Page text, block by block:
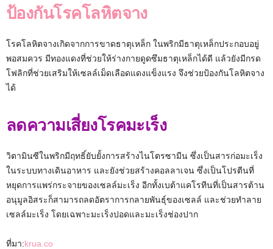
ป้องกันโรคโลหิตจาง
โรคโลหิตจางเกิดจากการขาดธาตุเหล็ก ในพริกมีธาตุเหล็กประกอบอยู่
พอสมควร มีทองแดงที่ช่วยให้ร่างกายดูดซึมธาตุเหล็กได้ดี แล้วยังมีกรด
โฟลิกที่ช่วยเสริมให้เซลล์เม็ดเลือดแดงแข็งแรง จึงช่วยป้องกันโลหิตจาง
ได้
ลดความเสี่ยงโรคมะเร็ง
วิตามินซีในพริกมีฤทธิ์ยับยั้งการสร้างไนโตรซามีน ซึ่งเป็นสารก่อมะเร็ง
ในระบบทางเดินอาหาร และยังช่วยสร้างคอลลาเจน ซึ่งเป็นโปรตีนที่
หยุดการแพร่กระจายของเซลล์มะเร็ง อีกทั้งเบต้าแคโรทีนที่เป็นสารต้าน
อนุมูลอิสระก็สามารถลดอัตราการกลายพันธุ์ของเซลล์ และช่วยทำลาย
เซลล์มะเร็ง โดยเฉพาะมะเร็งปอดและมะเร็งช่องปาก
ที่มา:krua.co